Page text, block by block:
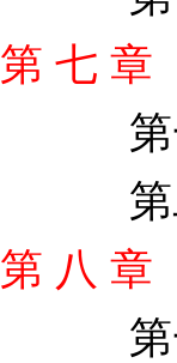
第 七
第一
第二
第 八 章
第一